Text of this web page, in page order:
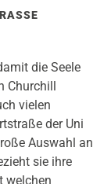
die Seele
vielen
der Uni
Auswahl an
sie ihre
welchen